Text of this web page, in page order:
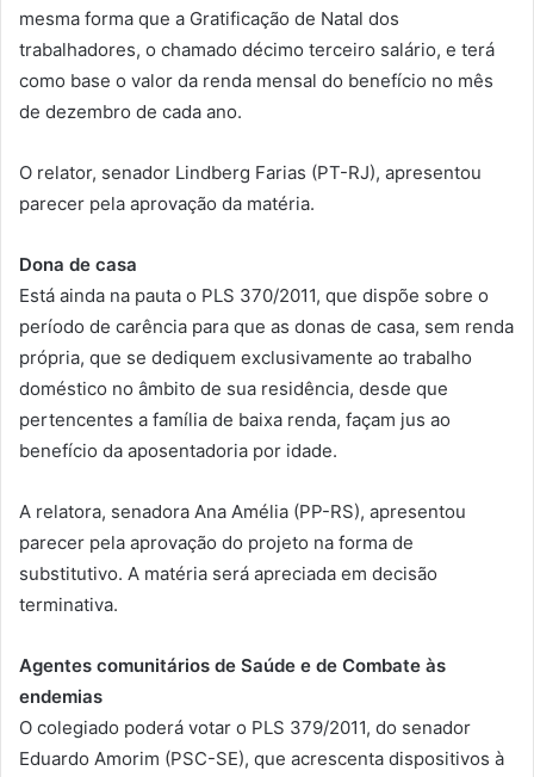
mesma forma que a Gratificação de Natal dos
trabalhadores, o chamado décimo terceiro salário, e terá
como base o valor da renda mensal do benefício no mês
de dezembro de cada ano.
O relator, senador Lindberg Farias (PT-RJ), apresentou
parecer pela aprovação da matéria.
Dona de casa
Está ainda na pauta o PLS 370/2011, que dispõe sobre o
período de carência para que as donas de casa, sem renda
própria, que se dediquem exclusivamente ao trabalho
doméstico no âmbito de sua residência, desde que
pertencentes a família de baixa renda, façam jus ao
benefício da aposentadoria por idade.
A relatora, senadora Ana Amélia (PP-RS), apresentou
parecer pela aprovação do projeto na forma de
substitutivo. A matéria será apreciada em decisão
terminativa.
Agentes comunitários de Saúde e de Combate às
endemias
O colegiado poderá votar o PLS 379/2011, do senador
Eduardo Amorim (PSC-SE), que acrescenta dispositivos à